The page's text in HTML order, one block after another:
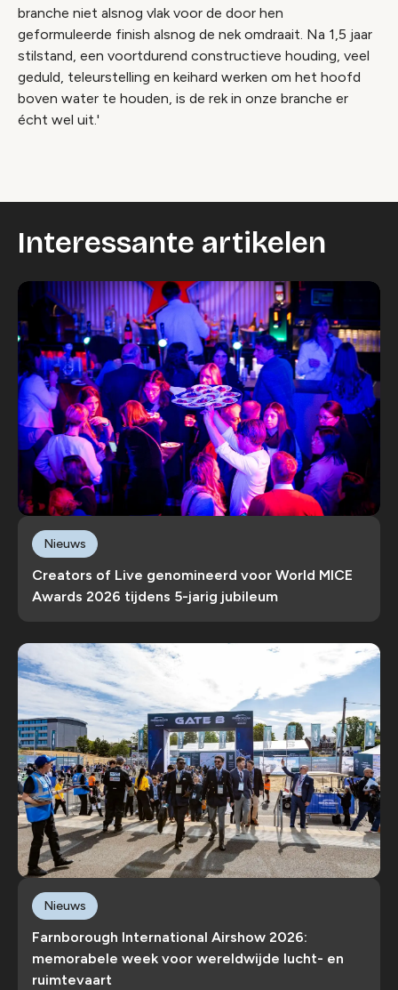
branche niet alsnog vlak voor de door hen
geformuleerde finish alsnog de nek omdraait. Na 1,5 jaar
stilstand, een voortdurend constructieve houding, veel
geduld, teleurstelling en keihard werken om het hoofd
boven water te houden, is de rek in onze branche er
écht wel uit.'
Interessante artikelen
Creators of Live genomineerd voor World MICE
Awards 2026 tijdens 5-jarig jubileum
Nieuws
Farnborough International Airshow 2026:
memorabele week voor wereldwijde lucht- en
ruimtevaart
Nieuws